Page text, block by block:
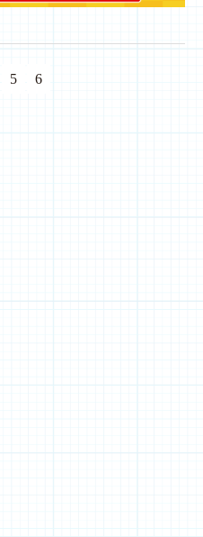
5 6